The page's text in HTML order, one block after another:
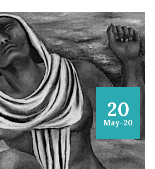
20
May-20